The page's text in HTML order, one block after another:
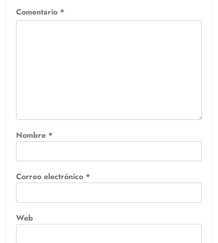
Comentario *
Nombre *
Correo electrónico *
Web